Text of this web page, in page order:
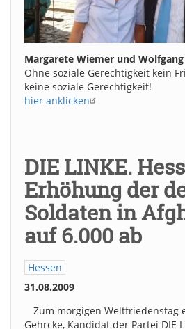
Margarete Wiemer und
Ohne soziale Gerechtigkeit kein
keine soziale Gerechtigkeit!
hier anklicken
DIE LINKE.
Erhöhung der
Soldaten in
auf 6.000 ab
Hessen
31.08.2009
Zum morgigen Weltfriedenstag
Gehrcke, Kandidat der Partei DIE